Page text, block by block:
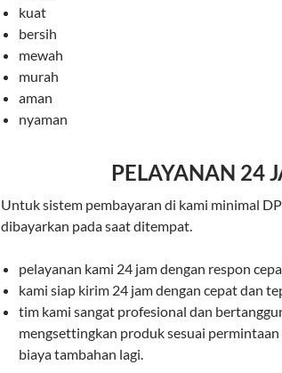
kuat
bersih
mewah
murah
aman
nyaman
PELAYANAN 24
Untuk sistem pembayaran di kami minimal
dibayarkan pada saat ditempat.
pelayanan kami 24 jam dengan respon
kami siap kirim 24 jam dengan cepat dan
tim kami sangat profesional dan
mengsettingkan produk sesuai
biaya tambahan lagi.